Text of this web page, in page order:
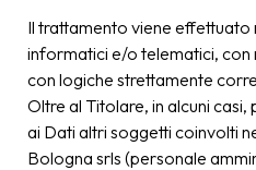
Il trattamento viene effettuato
informatici e/o telematici, con
con logiche strettamente
Oltre al Titolare, in alcuni
ai Dati altri soggetti coinvolti
Bologna srls (personale